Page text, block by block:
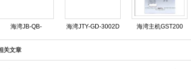
海湾JB-QB-
消防主机操
海湾JTY-GD-3002D
烟感维护保养
海湾主机GST200
GST500 GST5000
关文章